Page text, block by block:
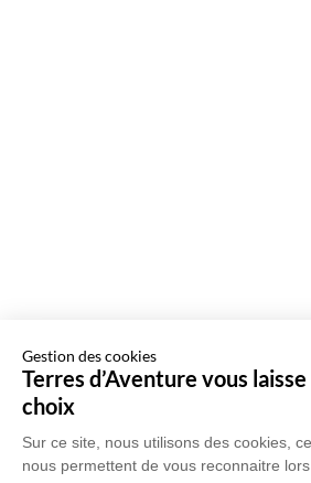
Gestion des cookies
Terres d’Aventure vous laisse
choix
Sur ce site, nous utilisons des cookies,
nous permettent de vous reconnaitre